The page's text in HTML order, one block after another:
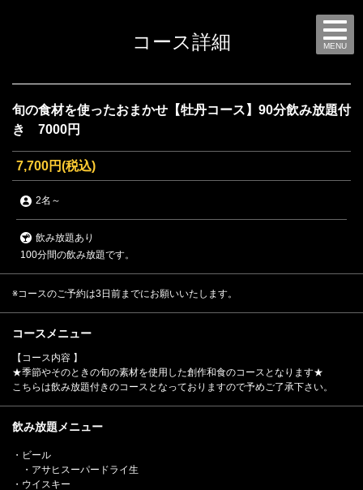
MENU
コース詳細
旬の食材を使ったおまかせ【牡丹コース】90分飲み放題付
き 7000円
7,700円(税込)
2名 ～
飲み放題あり
100分間の飲み放題です。
※コースのご予約は3日前までにお願いいたします。
コースメニュー
【コース内容 】
★季節やそのときの旬の素材を使用した創作和食のコースとなります★
こちらは飲み放題付きのコースとなっておりますので予めご了承下さい。
飲み放題メニュー
・ビール
・アサヒスーパードライ生
・ウイスキー